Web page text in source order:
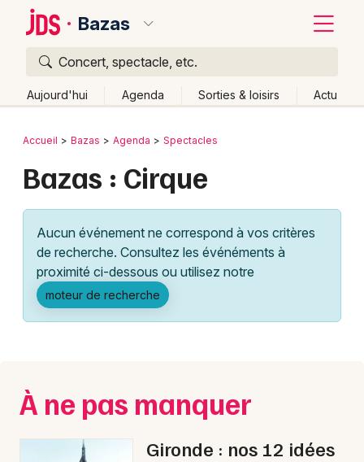
Bazas
Concert, spectacle, etc.
Aujourd'hui Agenda Sorties & loisirs Actu
Publier un événement
Grands événements
Activité & Expérience
Manifestations
Spectacles
Concerts
Bordeaux
Lille
Lyon
Marseille
Nantes
Nice
Retour
Accueil Bazas Agenda Spectacles
Bazas : Cirque
Aucun événement ne correspond à vos critères
de recherche. Consultez les événéments à
proximité ci-dessous ou utilisez notre
moteur de recherche
À ne pas manquer
Gironde : nos 12 idées
Quoi ?
Où ?
Près de moi
Changer de lieu
Quand ?
Ce week-end